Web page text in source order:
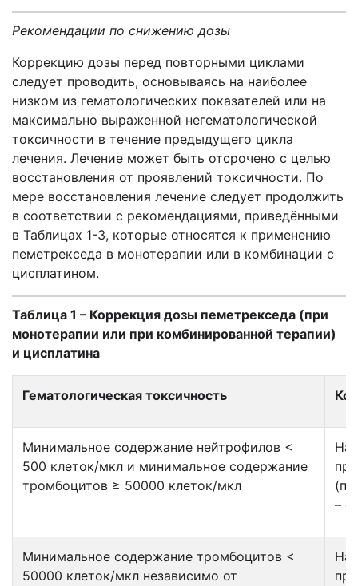
Рекомендации по снижению дозы
Коррекцию дозы перед повторными циклами
следует проводить, основываясь на наиболее
низком из гематологических показателей или на
максимально выраженной негематологической
токсичности в течение предыдущего цикла
лечения. Лечение может быть отсрочено с целью
восстановления от проявлений токсичности. По
мере восстановления лечение следует продолжить
в соответствии с рекомендациями, приведёнными
в Таблицах 1-3, которые относятся к применению
пеметрекседа в монотерапии или в комбинации с
цисплатином.
Таблица 1 – Коррекция дозы пеметрекседа (при
монотерапии или при комбинированной терапии)
и цисплатина
Гематологическая токсичность
Минимальное содержание нейтрофилов <
500 клеток/мкл и минимальное содержание
тромбоцитов ≥ 50000 клеток/мкл
–
Минимальное содержание тромбоцитов <
50000 клеток/мкл независимо от